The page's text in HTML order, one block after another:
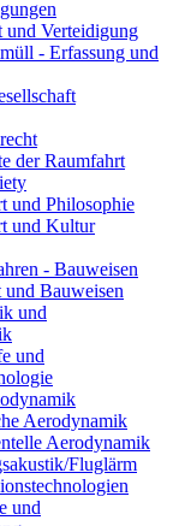
und Verteidigung
- Erfassung und
der Raumfahrt
und Philosophie
und Kultur
- Bauweisen
Bauweisen
und
und
Aerodynamik
Aerodynamik
Fluglärm
und